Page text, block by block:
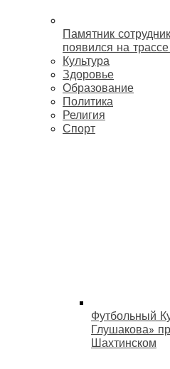
Памятник
появился на
Культура
Здоровье
Образование
Политика
Религия
Спорт
Футбольный
Глушакова»
Шахтинском